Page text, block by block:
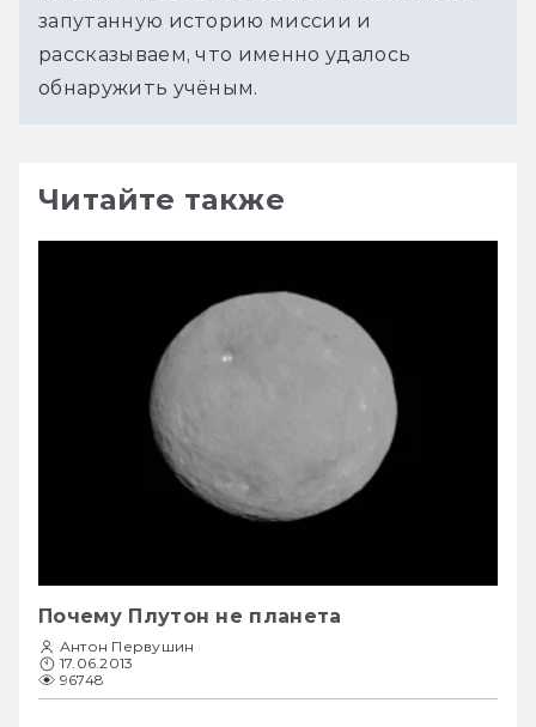
запутанную историю миссии и
рассказываем, что именно удалось
обнаружить учёным.
Читайте также
Почему Плутон не планета
Антон Первушин
17.06.2013
96748